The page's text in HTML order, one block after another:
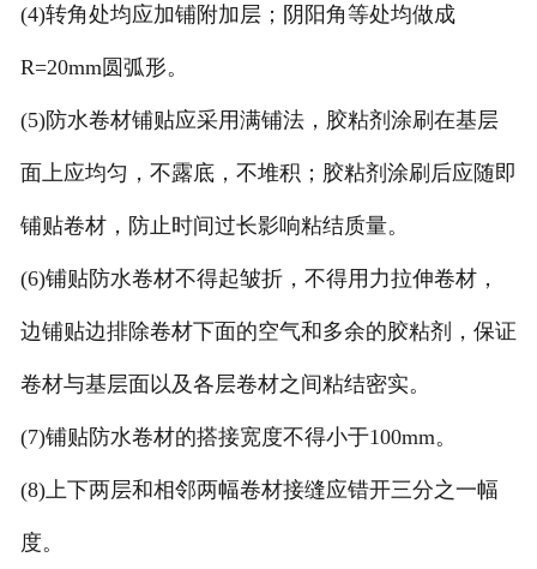
(4)转角处均应加铺附加层；阴阳角等处均做成
R=20mm圆弧形。
(5)防水卷材铺贴应采用满铺法，胶粘剂涂刷在基层
面上应均匀，不露底，不堆积；胶粘剂涂刷后应随即
铺贴卷材，防止时间过长影响粘结质量。
(6)铺贴防水卷材不得起皱折，不得用力拉伸卷材，
边铺贴边排除卷材下面的空气和多余的胶粘剂，保证
卷材与基层面以及各层卷材之间粘结密实。
(7)铺贴防水卷材的搭接宽度不得小于100mm。
(8)上下两层和相邻两幅卷材接缝应错开三分之一幅
度。